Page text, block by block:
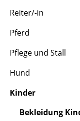
Reiter/-in
Pferd
Pflege und Stall
Hund
Kinder
Bekleidung